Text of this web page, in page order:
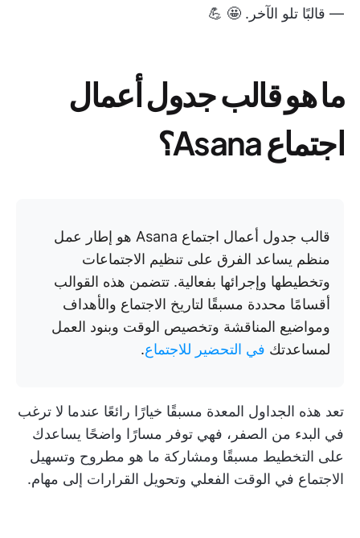
— قالبًا تلو الآخر. 🤩 💪
ما هو قالب جدول أعمال
اجتماع Asana؟
قالب جدول أعمال اجتماع Asana هو إطار عمل
منظم يساعد الفرق على تنظيم الاجتماعات
وتخطيطها وإجرائها بفعالية. تتضمن هذه القوالب
أقسامًا محددة مسبقًا لتاريخ الاجتماع والأهداف
ومواضيع المناقشة وتخصيص الوقت وبنود العمل
لمساعدتك في التحضير للاجتماع.
تعد هذه الجداول المعدة مسبقًا خيارًا رائعًا عندما لا ترغب
في البدء من الصفر، فهي توفر مسارًا واضحًا يساعدك
على التخطيط مسبقًا ومشاركة ما هو مطروح وتسهيل
الاجتماع في الوقت الفعلي وتحويل القرارات إلى مهام.